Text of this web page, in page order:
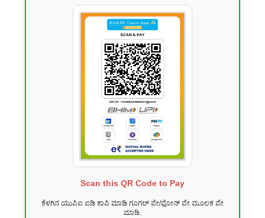
Scan this QR Code to Pay
ಕೆಳಗಿನ ಯುಪಿಐ ಐಡಿ ಕಾಪಿ ಮಾಡಿ ಗೂಗಲ್ ಪೇ/ಫೋನ್ ಪೇ ಮೂಲಕ ಪೇ
ಮಾಡಿ.